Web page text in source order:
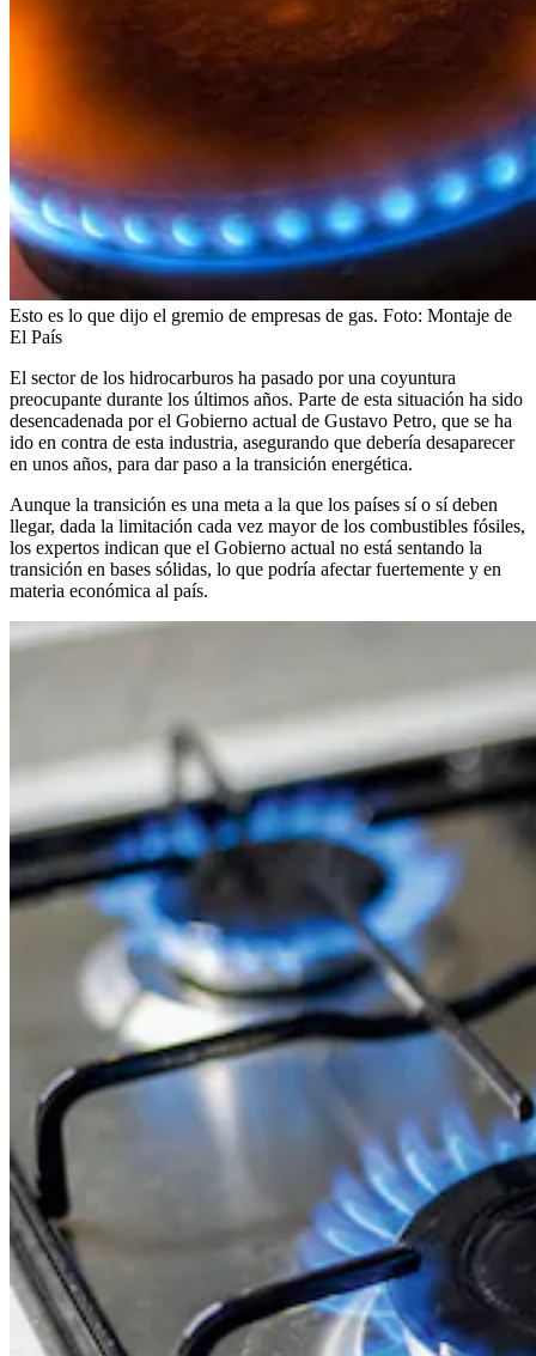
Esto es lo que dijo el gremio de empresas de gas. Foto: Montaje de
El País
El sector de los hidrocarburos ha pasado por una coyuntura
preocupante durante los últimos años. Parte de esta situación ha sido
desencadenada por el Gobierno actual de Gustavo Petro, que se ha
ido en contra de esta industria, asegurando que debería desaparecer
en unos años, para dar paso a la transición energética.
Aunque la transición es una meta a la que los países sí o sí deben
llegar, dada la limitación cada vez mayor de los combustibles fósiles,
los expertos indican que el Gobierno actual no está sentando la
transición en bases sólidas, lo que podría afectar fuertemente y en
materia económica al país.